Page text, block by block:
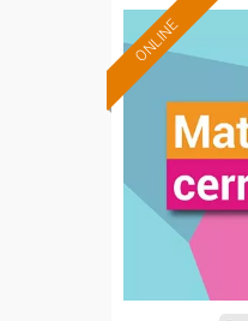
ONLINE